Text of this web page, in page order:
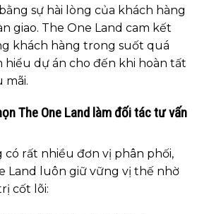
sự hài lòng của khách hàng
giao. The One Land cam kết
khách hàng trong suốt quá
dự án cho đến khi hoàn tất
mãi.
The One Land làm đối tác tư vấn
rất nhiều đơn vị phân phối,
Land luôn giữ vững vị thế nhờ
cốt lõi: